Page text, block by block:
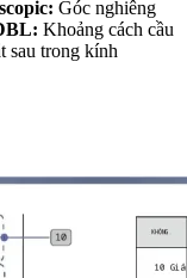
Góc nghiêng
Khoảng cách cầu
sau trong kính